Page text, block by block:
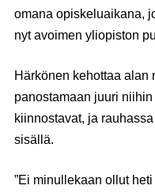
omana opiskeluaikana,
nyt avoimen yliopiston
Härkönen kehottaa alan
panostamaan juuri
kiinnostavat, ja
sisällä.
”Ei minullekaan ollut